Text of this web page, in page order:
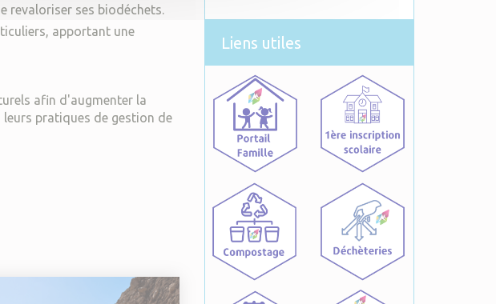
ses biodéchets.
apportant une
afin d'augmenter la
pratiques de gestion de
Liens utiles